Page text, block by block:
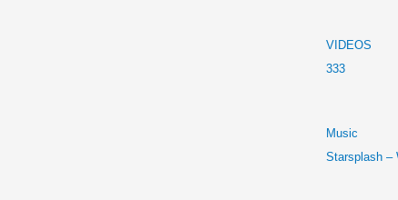
VIDEOS
333
Music
Starsplash –